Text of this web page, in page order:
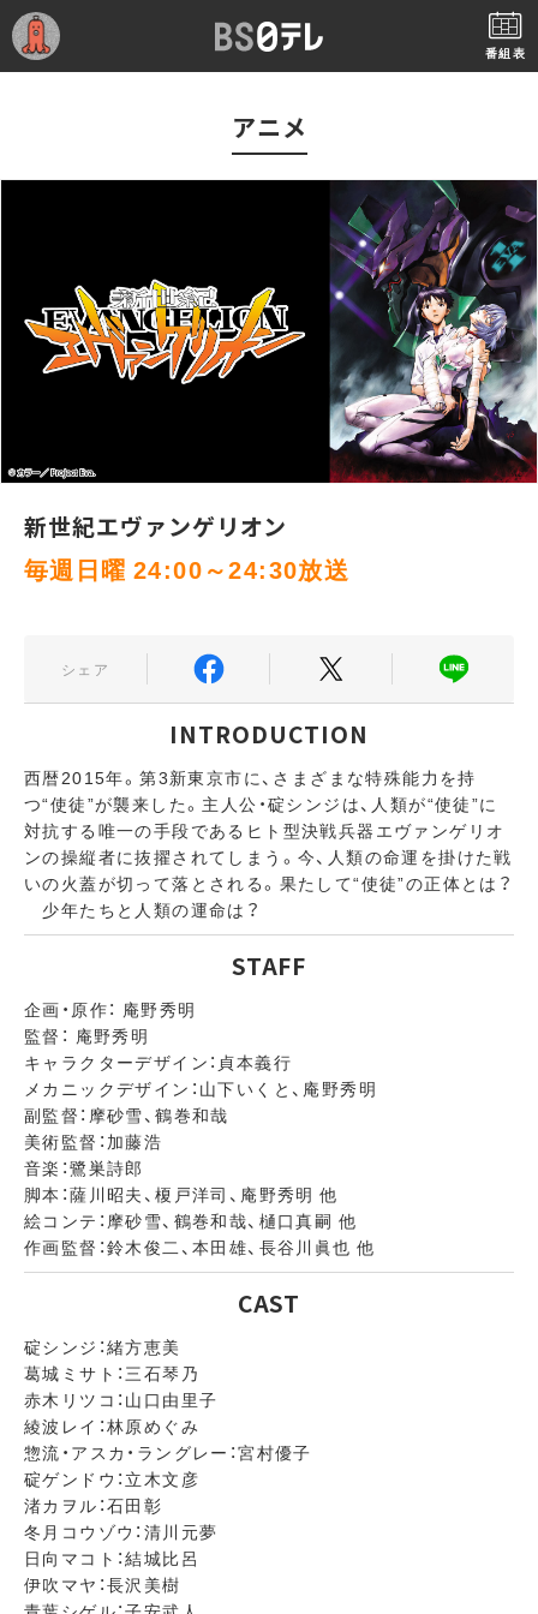
番組表
アニメ
新世紀エヴァンゲリオン
毎週日曜 24:00～24:30放送
シェア
INTRODUCTION
西暦2015年。第3新東京市に、さまざまな特殊能力を持
つ“使徒”が襲来した。主人公・碇シンジは、人類が“使徒”に
対抗する唯一の手段であるヒト型決戦兵器エヴァンゲリオ
ンの操縦者に抜擢されてしまう。今、人類の命運を掛けた戦
いの火蓋が切って落とされる。果たして“使徒”の正体とは？
少年たちと人類の運命は？
STAFF
企画・原作： 庵野秀明
監督： 庵野秀明
キャラクターデザイン：貞本義行
メカニックデザイン：山下いくと、庵野秀明
副監督：摩砂雪、鶴巻和哉
美術監督：加藤浩
音楽：鷺巣詩郎
脚本：薩川昭夫、榎戸洋司、庵野秀明 他
絵コンテ：摩砂雪、鶴巻和哉、樋口真嗣 他
作画監督：鈴木俊二、本田雄、長谷川眞也 他
CAST
碇シンジ：緒方恵美
葛城ミサト：三石琴乃
赤木リツコ：山口由里子
綾波レイ：林原めぐみ
惣流・アスカ・ラングレー：宮村優子
碇ゲンドウ：立木文彦
渚カヲル：石田彰
冬月コウゾウ：清川元夢
日向マコト：結城比呂
伊吹マヤ：長沢美樹